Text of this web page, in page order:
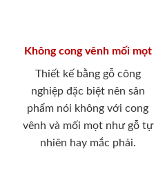
Không cong vênh mối mọt
Thiết kế bằng gỗ công
nghiệp đặc biệt nên sản
phẩm nói không với cong
vênh và mối mọt như gỗ tự
nhiên hay mắc phải.